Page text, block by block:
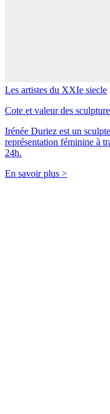
Les artistes du XXIe siecle
Cote et valeur des
Irénée Duriez est un
représentation féminine à
24h.
En savoir plus >